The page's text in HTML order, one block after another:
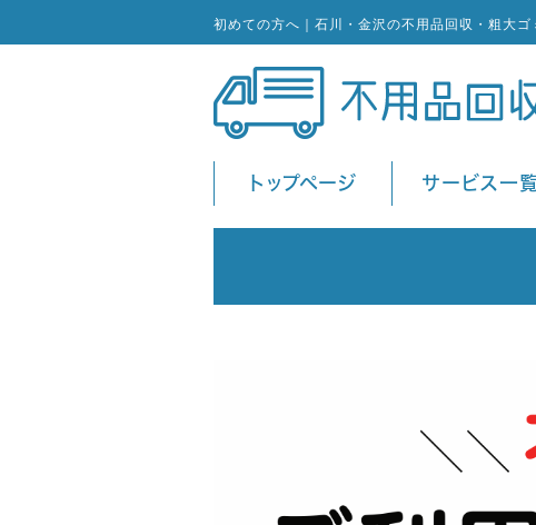
初めての方へ｜石川・金沢の不用品回収・粗大
トップページ サービス一覧